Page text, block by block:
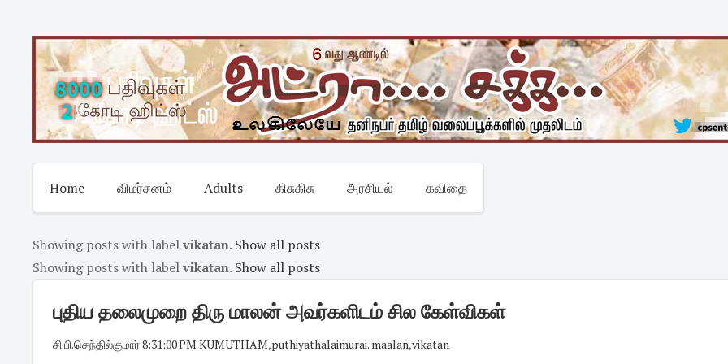
content
Home விமர்சனம் Adults கிசுகிசு அரசியல் கவிதை
Showing posts with labelvikatan. Show all posts
Showing posts with labelvikatan. Show all posts
புதிய தலைமுறை திரு மாலன் அவர்களிடம் சில கேள்விகள்
சி.பி.செந்தில்குமார்·8:31:00 PM ·KUMUTHAM,puthiyathalaimurai. maalan,vikatan